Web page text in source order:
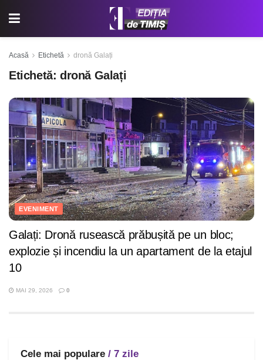
Acasă Etichetă dronă Galați
Etichetă: dronă Galați
EVENIMENT
Galați: Dronă rusească prăbușită pe un bloc;
explozie și incendiu la un apartament de la etajul
10
MAI 29, 2026 0
Cele mai populare / 7 zile